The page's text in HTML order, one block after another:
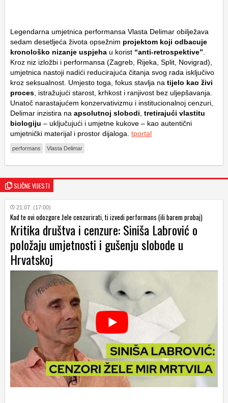
Legendarna umjetnica performansa Vlasta Delimar obilježava
sedam desetljeća života opsežnim projektom koji odbacuje
kronološko nizanje uspjeha u korist “anti-retrospektive”
Kroz niz izložbi i performansa (Zagreb, Rijeka, Split, Novigrad),
umjetnica nastoji nadići reducirajuća čitanja svog rada isključivo
kroz seksualnost. Umjesto toga, fokus stavlja na tijelo kao živi
proces , istražujući starost, krhkost i ranjivost bez uljepšavanja.
Unatoč narastajućem konzervativizmu i institucionalnoj cenzuri,
Delimar inzistira na apsolutnoj slobodi tretirajući vlastitu
biologiju – uključujući i umjetne kukove – kao autentični
umjetnički materijal i prostor dijaloga. tportal
performans Vlasta Delimar
SLIČNE VIJESTI
21.07. (17:00)
Kad te ovi odozgore žele cenzurirati, ti izvedi performans (ili barem probaj)
Kritika društva i cenzure: Siniša Labrović o
položaju umjetnosti i gušenju slobode u
Hrvatskoj